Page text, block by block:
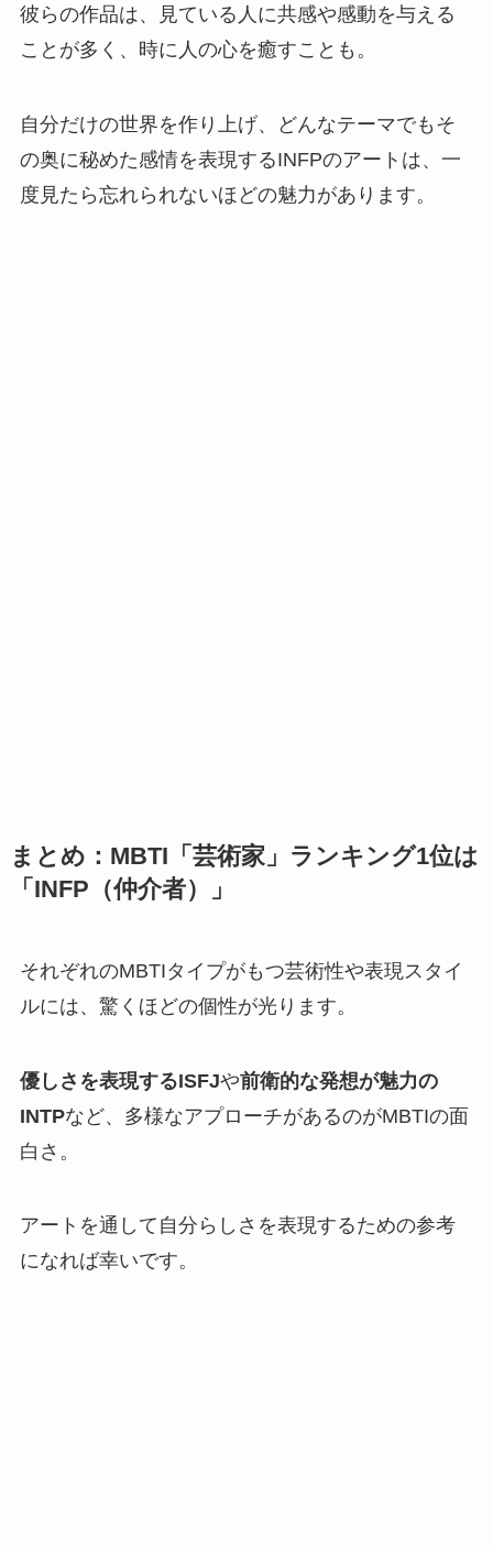
彼らの作品は、見ている人に共感や感動を与える
ことが多く、時に人の心を癒すことも。
自分だけの世界を作り上げ、どんなテーマでもそ
の奥に秘めた感情を表現するINFPのアートは、一
度見たら忘れられないほどの魅力があります。
まとめ：MBTI「芸術家」ランキング1位は
「INFP（仲介者）」
それぞれのMBTIタイプがもつ芸術性や表現スタイ
ルには、驚くほどの個性が光ります。
優しさを表現するISFJや前衛的な発想が魅力の
INTPなど、多様なアプローチがあるのがMBTIの面
白さ。
アートを通して自分らしさを表現するための参考
になれば幸いです。